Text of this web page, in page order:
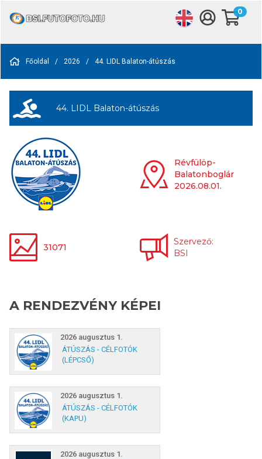
0
Főoldal / 2026 / 44. LIDL Balaton-átúszás
44. LIDL Balaton-átúszás
Révfülöp-
Balatonboglár
2026.08.01.
31071
Szervező:
BSI
A RENDEZVÉNY KÉPEI
2026 augusztus 1.
ÁTÚSZÁS - CÉLFOTÓK
(LÉPCSŐ)
2026 augusztus 1.
ÁTÚSZÁS - CÉLFOTÓK
(KAPU)
2026 augusztus 1.